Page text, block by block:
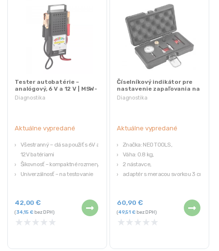
Diagnostika
Tester autobatérie –
analógový, 6 V a 12 V | MSW-
BLT-100A
Aktuálne vypredané
Všestranný – dá sa použiť s 6V aj
12V batériami
Šikovnosť – kompaktné rozmery
Univerzálnosť – na testovanie
Praktickosť – test štartéra na
nadmerné zaťaženie
Čitateľnosť – analógový
42,00€
(34,15€bez DPH)
★ ★ ★ ★ ★
Diagnostika
Číselníkový indikátor pre
nastavenie zapaľovania na
motocykloch, NEO TOOLS |
10-504
Aktuálne vypredané
Značka: NEO TOOLS,
Váha: 0.8 kg,
2 nástavce,
adaptér s meracou svorkou 3 cm
2x adaptéry M10x1 a M14x1,25.
60,90€
(49,51€bez DPH)
★ ★ ★ ★ ★